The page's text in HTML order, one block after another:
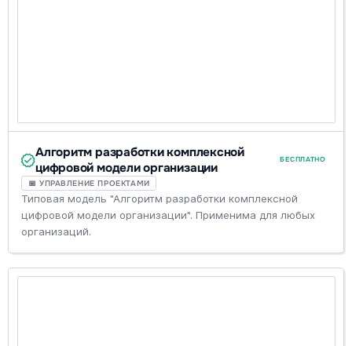
Алгоритм разработки комплексной
цифровой модели организации
БЕСПЛАТНО
📅 УПРАВЛЕНИЕ ПРОЕКТАМИ
Типовая модель "Алгоритм разработки комплексной
цифровой модели организации". Применима для любых
организаций.